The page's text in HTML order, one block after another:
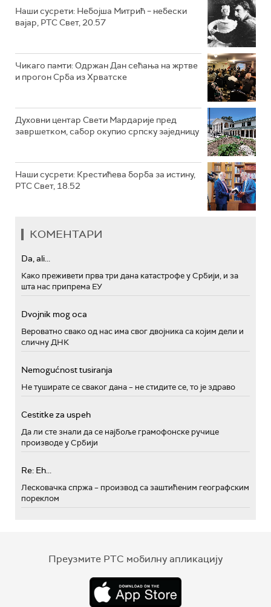
Наши сусрети: Небојша Митрић – небески
вајар, РТС Свет, 20.57
Чикаго памти: Одржан Дан сећања на жртве
и прогон Срба из Хрватске
Духовни центар Свети Мардарије пред
завршетком, сабор окупио српску заједницу
Наши сусрети: Крестићева борба за истину,
РТС Свет, 18.52
КОМЕНТАРИ
Da, ali...
Како преживети прва три дана катастрофе у Србији, и за
шта нас припрема ЕУ
Dvojnik mog oca
Вероватно свако од нас има свог двојника са којим дели и
сличну ДНК
Nemogućnost tusiranja
Не туширате се сваког дана – не стидите се, то је здраво
Cestitke za uspeh
Да ли сте знали да се најбоље грамофонске ручице
производе у Србији
Re: Eh...
Лесковачка спржа – производ са заштићеним географским
пореклом
Преузмите РТС мобилну апликацију